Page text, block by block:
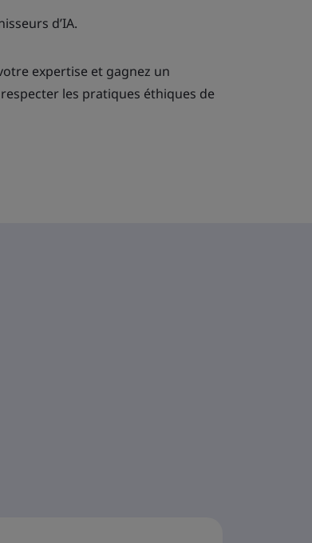
d’IA.
expertise et gagnez un
les pratiques éthiques de